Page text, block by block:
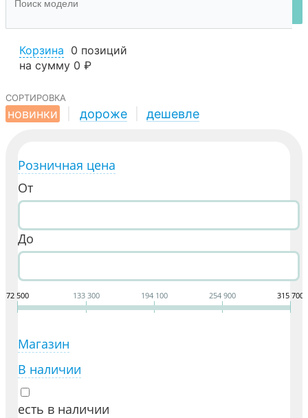
Корзина 0 позиций
на сумму 0 ₽
сортировка
новинки
дороже дешевле
Розничная цена
От
До
72 500 133 300 194 100 254 900 315 700
Магазин
В наличии
есть в наличии